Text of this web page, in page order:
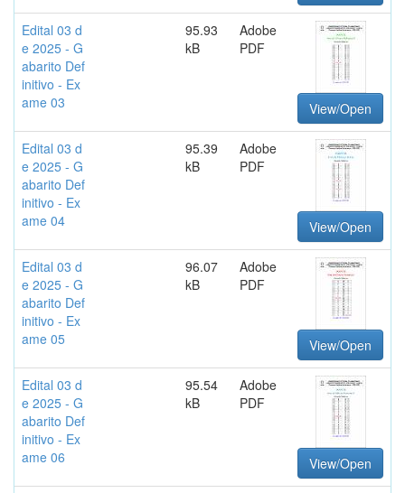
Edital 03 d
e 2025 - G
abarito Def
initivo - Ex
ame 03
95.93
kB
Adobe
PDF
View/Open
Edital 03 d
e 2025 - G
abarito Def
initivo - Ex
ame 04
95.39
kB
Adobe
PDF
View/Open
Edital 03 d
e 2025 - G
abarito Def
initivo - Ex
ame 05
96.07
kB
Adobe
PDF
View/Open
Edital 03 d
e 2025 - G
abarito Def
initivo - Ex
ame 06
95.54
kB
Adobe
PDF
View/Open